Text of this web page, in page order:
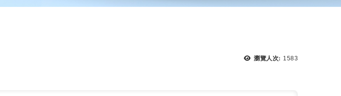
瀏覽人次: 1583